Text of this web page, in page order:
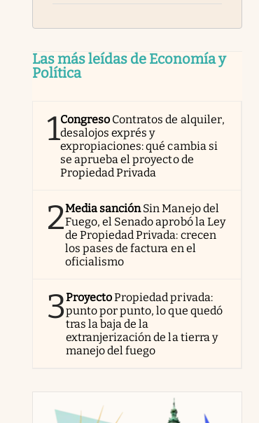
Las más leídas de Economía y
Política
1Congreso Contratos de alquiler,
desalojos exprés y
expropiaciones: qué cambia si
se aprueba el proyecto de
Propiedad Privada
2Media sanciónSin Manejo del
Fuego, el Senado aprobó la Ley
de Propiedad Privada: crecen
los pases de factura en el
oficialismo
3ProyectoPropiedad privada:
punto por punto, lo que quedó
tras la baja de la
extranjerización de la tierra y
manejo del fuego